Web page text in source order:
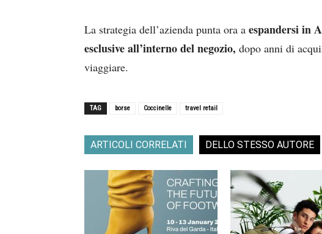
La strategia dell’azienda punta ora a espandersi in
esclusive all’interno del negozio, dopo anni di
viaggiare.
TAG borse Coccinelle travel retail
ARTICOLI CORRELATI DELLO STESSO AUTORE